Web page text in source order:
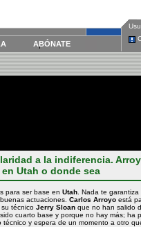
ABÓNATE
a la indiferencia.
Utah o donde sea
para ser base en Utah . Nada te
actuaciones. Carlos Arroyo está
técnico Jerry Sloan que no han salido
cuarto base y porque no hay más; ha
técnico y espera de un momento a otro